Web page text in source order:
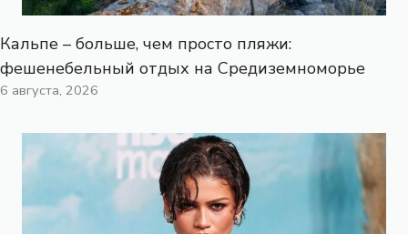
Кальпе – больше, чем просто пляжи:
фешенебельный отдых на Средиземноморье
6 августа, 2026